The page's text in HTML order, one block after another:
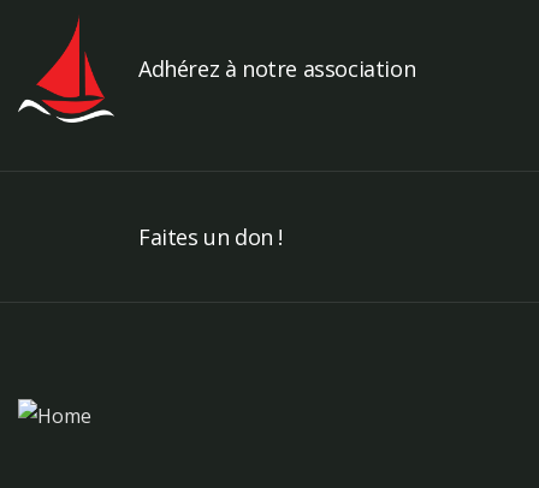
Adhérez à notre association
Faites un don !